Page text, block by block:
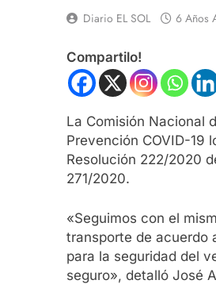
Diario EL SOL 6 Años
Compartilo!
La Comisión Nacional
Prevención COVID-19
Resolución 222/2020
271/2020.
«Seguimos con el
transporte de acuerdo
para la seguridad del
seguro», detalló José